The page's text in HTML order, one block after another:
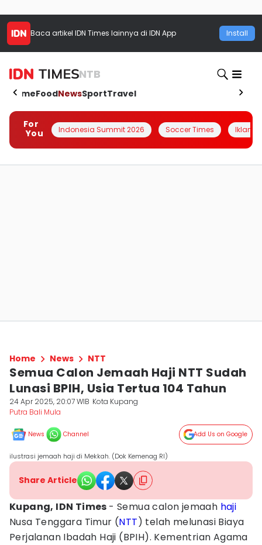
Baca artikel IDN Times lainnya di IDN App Install
NTB
HomeFoodNewsSportTravel
For
You
Indonesia Summit 2026 Soccer Times Iklanin
Home News NTT
Semua Calon Jemaah Haji NTT Sudah
Lunasi BPIH, Usia Tertua 104 Tahun
24 Apr 2025, 20:07 WIB Kota Kupang
Putra Bali Mula
News Channel Add Us on Google
ilustrasi jemaah haji di Mekkah. (Dok Kemenag RI)
Share Article
Kupang, IDN Times - Semua calon jemaah haji
Nusa Tenggara Timur (NTT) telah melunasi Biaya
Perjalanan Ibadah Haji (BPIH). Kementrian Agama